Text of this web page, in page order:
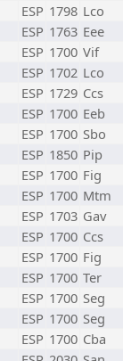
ESP 1798 Lco
ESP 1763 Eee
ESP 1700 Vif
ESP 1702 Lco
ESP 1729 Ccs
ESP 1700 Eeb
ESP 1700 Sbo
ESP 1850 Pip
ESP 1700 Fig
ESP 1700 Mtm
ESP 1703 Gav
ESP 1700 Ccs
ESP 1700 Fig
ESP 1700 Ter
ESP 1700 Seg
ESP 1700 Seg
ESP 1700 Cba